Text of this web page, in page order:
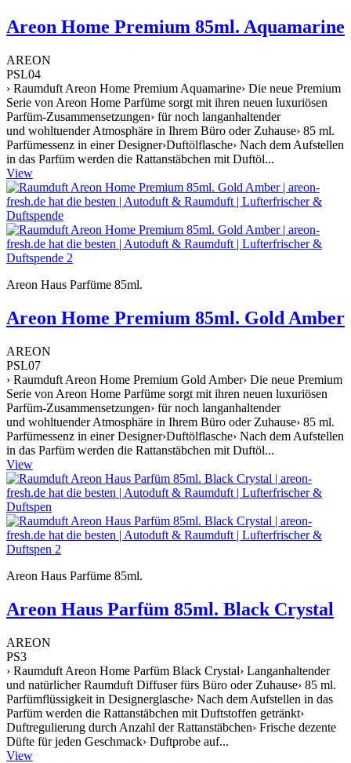
Areon Home Premium 85ml. Aquamarine
AREON
PSL04
› Raumduft Areon Home Premium Aquamarine› Die neue Premium
Serie von Areon Home Parfüme sorgt mit ihren neuen luxuriösen
Parfüm-Zusammensetzungen› für noch langanhaltender
und wohltuender Atmosphäre in Ihrem Büro oder Zuhause› 85 ml.
Parfümessenz in einer Designer›Duftölflasche› Nach dem Aufstellen
in das Parfüm werden die Rattanstäbchen mit Duftöl...
View
Areon Haus Parfüme 85ml.
Areon Home Premium 85ml. Gold Amber
AREON
PSL07
› Raumduft Areon Home Premium Gold Amber› Die neue Premium
Serie von Areon Home Parfüme sorgt mit ihren neuen luxuriösen
Parfüm-Zusammensetzungen› für noch langanhaltender
und wohltuender Atmosphäre in Ihrem Büro oder Zuhause› 85 ml.
Parfümessenz in einer Designer›Duftölflasche› Nach dem Aufstellen
in das Parfüm werden die Rattanstäbchen mit Duftöl...
View
Areon Haus Parfüme 85ml.
Areon Haus Parfüm 85ml. Black Crystal
AREON
PS3
› Raumduft Areon Home Parfüm Black Crystal› Langanhaltender
und natürlicher Raumduft Diffuser fürs Büro oder Zuhause› 85 ml.
Parfümflüssigkeit in Designerglasche› Nach dem Aufstellen in das
Parfüm werden die Rattanstäbchen mit Duftstoffen getränkt›
Duftregulierung durch Anzahl der Rattanstäbchen› Frische dezente
Düfte für jeden Geschmack› Duftprobe auf...
View